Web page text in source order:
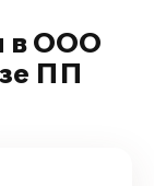
в ООО
ПП